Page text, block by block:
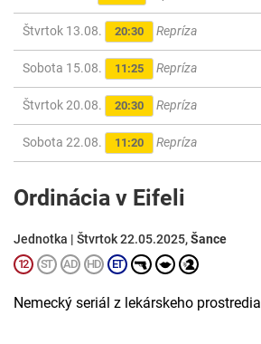
Štvrtok 13.08. 20:30 Repríza
Sobota 15.08. 11:25 Repríza
Štvrtok 20.08. 20:30 Repríza
Sobota 22.08. 11:20 Repríza
Ordinácia v Eifeli
Jednotka | Štvrtok 22.05.2025,Šance
Nemecký seriál z lekárskeho prostredia